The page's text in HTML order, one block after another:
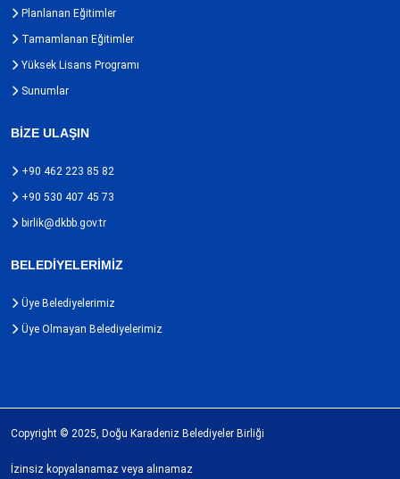
Planlanan Eğitimler
Tamamlanan Eğitimler
Yüksek Lisans Programı
Sunumlar
BİZE ULAŞIN
+90 462 223 85 82
+90 530 407 45 73
birlik@dkbb.gov.tr
BELEDİYELERİMİZ
Üye Belediyelerimiz
Üye Olmayan Belediyelerimiz
Copyright © 2025, Doğu Karadeniz Belediyeler Birliği
İzinsiz kopyalanamaz veya alınamaz